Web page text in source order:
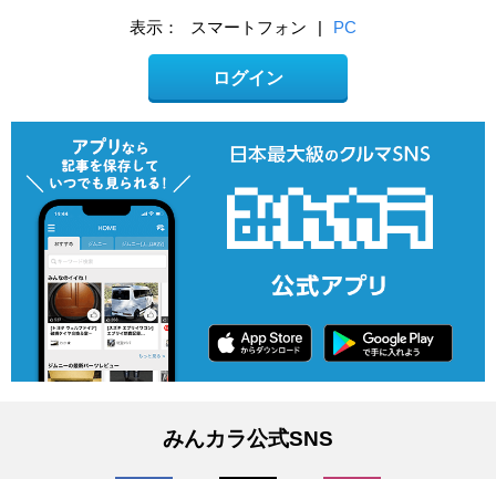
表示： スマートフォン | PC
ログイン
みんカラ公式SNS